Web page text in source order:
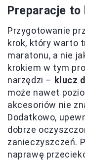
Preparacje to
Przygotowanie
krok, który warto
maratonu, a nie
krokiem w tym
narzędzi – klucz
może nawet
akcesoriów nie
Dodatkowo,
dobrze
zanieczyszczeń.
naprawę